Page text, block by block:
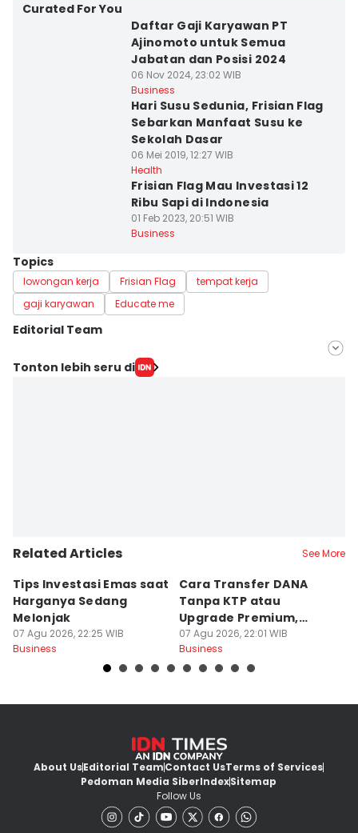
Curated For You
Daftar Gaji Karyawan PT
Ajinomoto untuk Semua
Jabatan dan Posisi 2024
06 Nov 2024, 23:02 WIB
Business
Hari Susu Sedunia, Frisian Flag
Sebarkan Manfaat Susu ke
Sekolah Dasar
06 Mei 2019, 12:27 WIB
Health
Frisian Flag Mau Investasi 12
Ribu Sapi di Indonesia
01 Feb 2023, 20:51 WIB
Business
Topics
lowongan kerja Frisian Flag
tempat kerja
gaji karyawan
Educate me
Editorial Team
Editor
Tonton lebih seru di
Related Articles See More
Tips Investasi Emas saat
Harganya Sedang
Melonjak
07 Agu 2026, 22:25 WIB
Business
Cara Transfer DANA
Tanpa KTP atau
Upgrade Premium,
Solusi Mudah!
07 Agu 2026, 22:01 WIB
Business
About UsEditorial TeamContact UsTerms of Services
Pedoman Media SiberIndexSitemap
Follow Us